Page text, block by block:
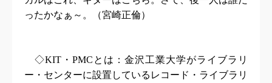
ったかなぁ～。（宮崎正倫）
◇KIT ・ PMC とは：金沢工業大学がライブラリ
ー・センターに設置しているレコード・ライブラリ